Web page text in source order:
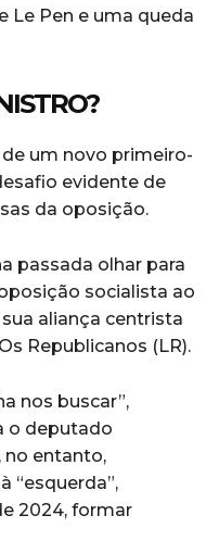
Le Pen e uma queda
um novo primeiro-
evidente de
da oposição.
passada olhar para
socialista ao
aliança centrista
Republicanos (LR).
nos buscar”,
o deputado
no entanto,
“esquerda”,
2024, formar